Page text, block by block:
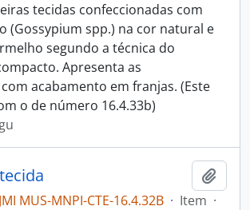
tecidas confeccionadas com
(Gossypium spp.) na cor natural e
segundo a técnica do
Apresenta as
acabamento em franjas. (Este
o de número 16.4.33b)
MUS-MNPI-CTE-16.4.32B · Item ·